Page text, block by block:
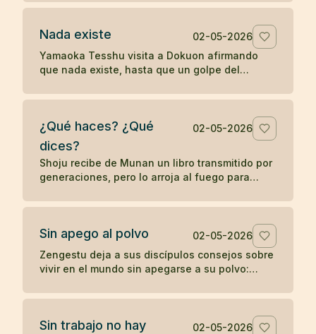
palabras sin despertar.
Nada existe
02-05-2026
Yamaoka Tesshu visita a Dokuon afirmando
que nada existe, hasta que un golpe del
con fuerza.
¿Qué haces? ¿Qué
dices?
02-05-2026
Shoju recibe de Munan un libro transmitido por
generaciones, pero lo arroja al fuego para
de un símbolo.
Sin apego al polvo
02-05-2026
Zengestu deja a sus discípulos consejos sobre
vivir en el mundo sin apegarse a su polvo:
Sin trabajo no hay
02-05-2026